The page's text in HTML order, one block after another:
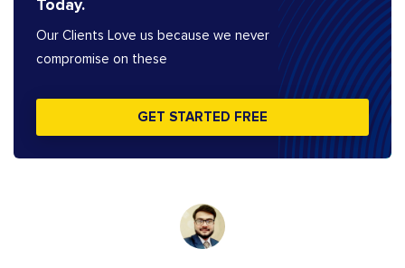
Today.
Our Clients Love us because we never
compromise on these
GET STARTED FREE